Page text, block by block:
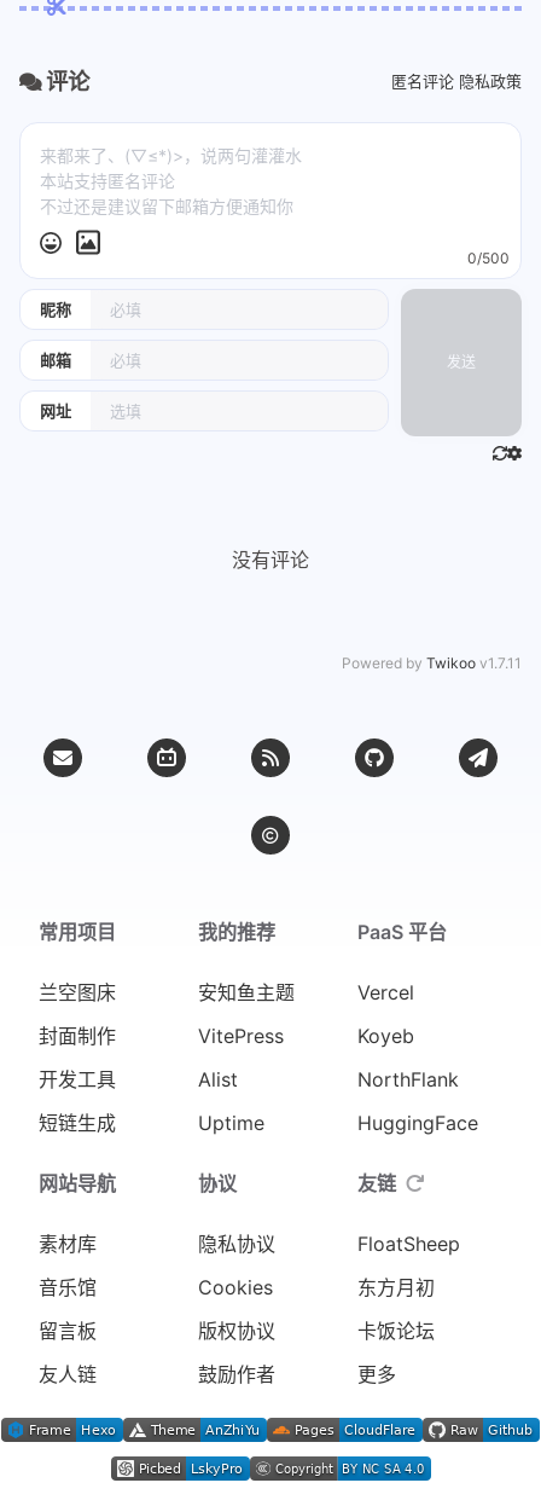
评论 匿名评论 隐私政策
昵称
邮箱
网址
0/500
发送
没有评论
Powered by Twikoo v1.7.11
常用项目
兰空图床
封面制作
开发工具
短链生成
我的推荐
安知鱼主题
VitePress
Alist
Uptime
PaaS 平台
Vercel
Koyeb
NorthFlank
HuggingFace
网站导航
素材库
音乐馆
留言板
友人链
协议
隐私协议
Cookies
版权协议
鼓励作者
友链
FloatSheep
东方月初
卡饭论坛
更多